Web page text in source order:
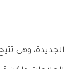
وهي